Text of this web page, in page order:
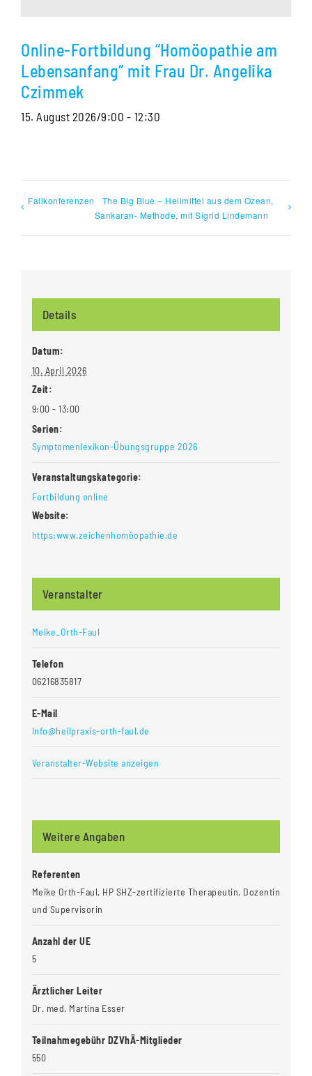
Online-Fortbildung “Homöopathie am
Lebensanfang“ mit Frau Dr. Angelika
Czimmek
15. August 2026/9:00 - 12:30
Fallkonferenzen
The Big Blue – Heilmittel aus dem Ozean,
Sankaran- Methode, mit Sigrid Lindemann
Details
Datum:
10. April 2026
Zeit:
9:00 - 13:00
Serien:
Symptomenlexikon-Übungsgruppe 2026
Veranstaltungskategorie:
Fortbildung online
Website:
https:www.zeichenhomöopathie.de
Veranstalter
Meike_Orth-Faul
Telefon
06216835817
E-Mail
Info@heilpraxis-orth-faul.de
Veranstalter-Website anzeigen
Weitere Angaben
Referenten
Meike Orth-Faul, HP SHZ-zertifizierte Therapeutin, Dozentin
und Supervisorin
Anzahl der UE
5
Ärztlicher Leiter
Dr. med. Martina Esser
Teilnahmegebühr DZVhÄ-Mitglieder
550